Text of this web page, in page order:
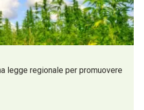
legge regionale per promuovere